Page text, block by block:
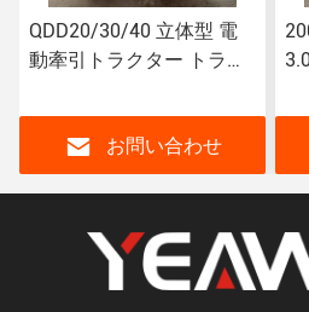
QDD20/30/40 立体型 電
動牽引トラクター トラク
お問い合わせ